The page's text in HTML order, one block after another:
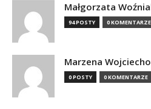
Małgorzata
94 POSTY 0 KOMENTARZE
Marzena
0 POSTY 0 KOMENTARZE